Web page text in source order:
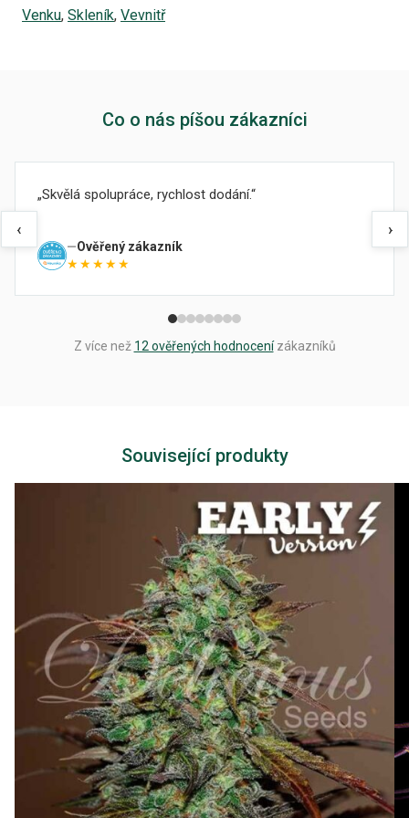
Venku, Skleník, Vevnitř
Co o nás píšou zákazníci
‹
Skvělá spolupráce, rychlost dodání.
Ověřený zákazník
★★★★★
›
Z více než 12 ověřených hodnocenízákazníků
Související produkty